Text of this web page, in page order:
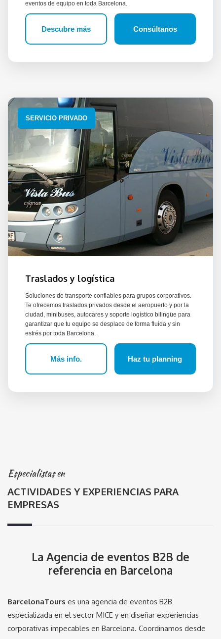
eventos de equipo en toda Barcelona.
Descubre más Consúltanos
SERVICIO PRIVADO
Traslados y logística
Soluciones de transporte confiables para grupos corporativos.
Te ofrecemos traslados privados desde el aeropuerto y por la
ciudad, minibuses, autocares y soporte logístico bilingüe para
garantizar que tu equipo se desplace de forma fluida y sin
estrés por toda Barcelona.
Más info. Haz tu planning
Especialistas en
ACTIVIDADES Y EXPERIENCIAS PARA
EMPRESAS
La Agencia de eventos B2B de
referencia en Barcelona
BarcelonaTours es una agencia de eventos B2B
especializada en el sector MICE y en diseñar experiencias
corporativas impecables en Barcelona. Coordinamos desde